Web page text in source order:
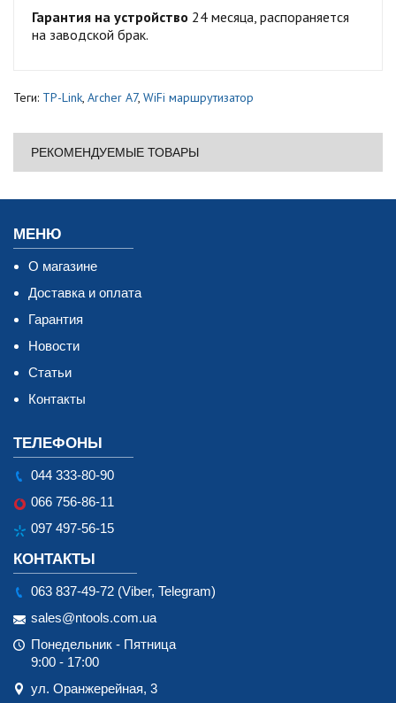
Гарантия на устройство 24 месяца, распораняется
на заводской брак.
Теги: TP-Link, Archer A7, WiFi маршрутизатор
РЕКОМЕНДУЕМЫЕ ТОВАРЫ
МЕНЮ
О магазине
Доставка и оплата
Гарантия
Новости
Статьи
Контакты
ТЕЛЕФОНЫ
044 333-80-90
066 756-86-11
097 497-56-15
КОНТАКТЫ
063 837-49-72 (Viber, Telegram)
sales@ntools.com.ua
Понедельник - Пятница
9:00 - 17:00
ул. Оранжерейная, 3